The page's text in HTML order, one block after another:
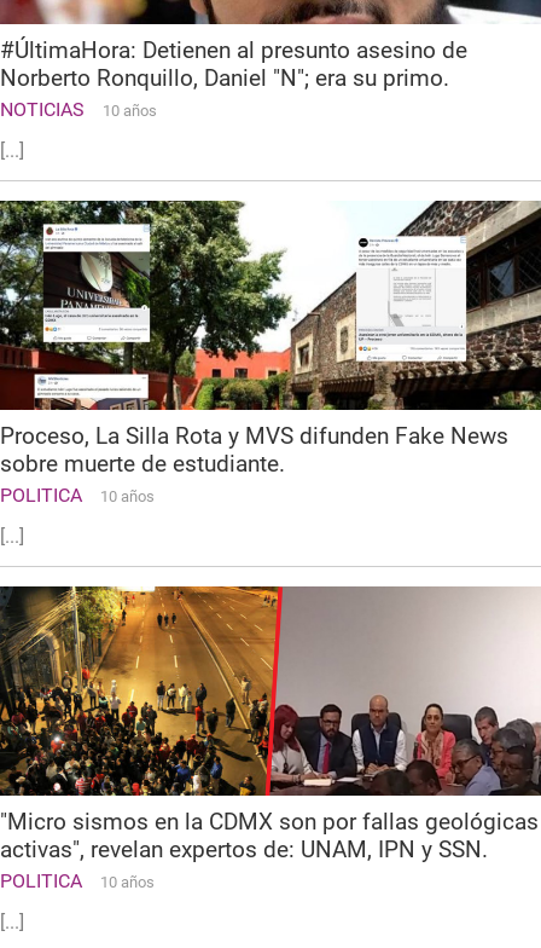
#ÚltimaHora: Detienen al presunto asesino de
Norberto Ronquillo, Daniel "N"; era su primo.
NOTICIAS 10 años
[...]
Proceso, La Silla Rota y MVS difunden Fake News
sobre muerte de estudiante.
POLITICA 10 años
[...]
"Micro sismos en la CDMX son por fallas geológicas
activas", revelan expertos de: UNAM, IPN y SSN.
POLITICA 10 años
[...]